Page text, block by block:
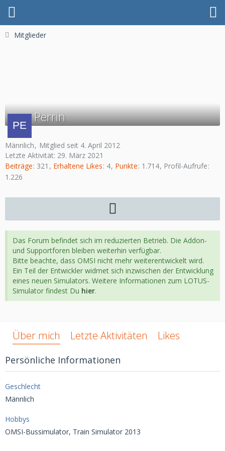
Mitglieder
Perrin
Männlich
Mitglied seit 4. April 2012
Letzte Aktivität: 29. März 2021
Beiträge 321 Erhaltene Likes 4 Punkte 1.714 Profil-Aufrufe
1.226
Das Forum befindet sich im reduzierten Betrieb. Die Addon-
und Supportforen bleiben weiterhin verfügbar.
Bitte beachte, dass OMSI nicht mehr weiterentwickelt wird.
Ein Teil der Entwickler widmet sich inzwischen der Entwicklung
eines neuen Simulators. Weitere Informationen zum LOTUS-
Simulator findest Du hier.
Über mich Letzte Aktivitäten Likes
Persönliche Informationen
Geschlecht
Männlich
Hobbys
OMSI-Bussimulator, Train Simulator 2013